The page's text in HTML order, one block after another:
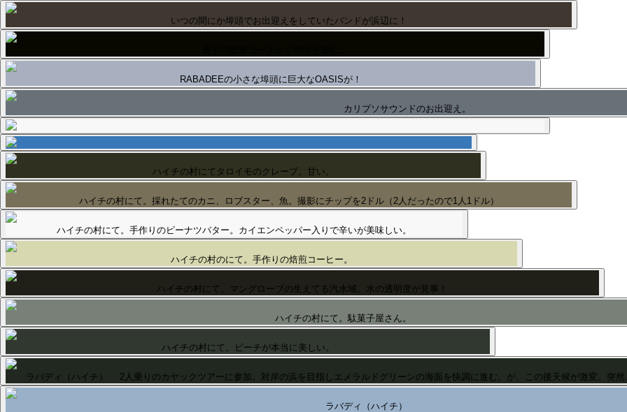
いつの間にか埠頭でお出迎えをしていたバンドが浜辺に！
RABADEEの小さな埠頭に巨大なOASISが！
カリプソサウンドのお出迎え。
ハイチの村にてタロイモのクレープ。甘い。
ハイチの村にて。採れたてのカニ、ロブスター、魚。撮影にチップを2ドル（2人だったので1人1ドル）
ハイチの村にて。手作りのピーナツバター。カイエンペッパー入りで辛いが美味しい。
ハイチの村のにて。手作りの焙煎コーヒー。
ハイチの村にて。マングローブの生えてる汽水域。水の透明度が見事！
ハイチの村にて。駄菓子屋さん。
ハイチの村にて。ビーチが本当に美しい。
ラバディ（ハイチ） 2人乗りのカヤックツアーに参加。対岸の浜を目指しエメラルドグリーンの海面を快調に進む。が、この後天候が激変。突
ラバディ（ハイチ）